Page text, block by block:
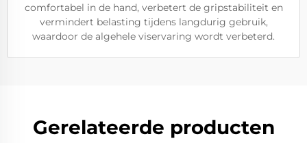
comfortabel in de hand, verbetert de gripstabiliteit en
vermindert belasting tijdens langdurig gebruik,
waardoor de algehele viservaring wordt verbeterd.
Gerelateerde producten